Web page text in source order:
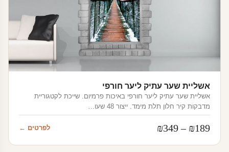
אשליית שער עתיק ליער חורפי
אשליית שער עתיק ליער חורפי באיכות פרמיום. שייכת לקטגוריית
מדבקות קיר חלון תלת מימד. ייצור 48 שעו…
₪189
–
₪349
מחירים:
לפרטים ←